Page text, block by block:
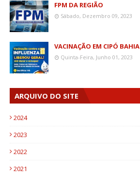
FPM DA REGIÃO
Sábado, Dezembro 09, 2023
VACINAÇÃO EM CIPÓ BAHIA
Quinta-Feira, Junho 01, 2023
ARQUIVO DO SITE
2024
2023
2022
2021